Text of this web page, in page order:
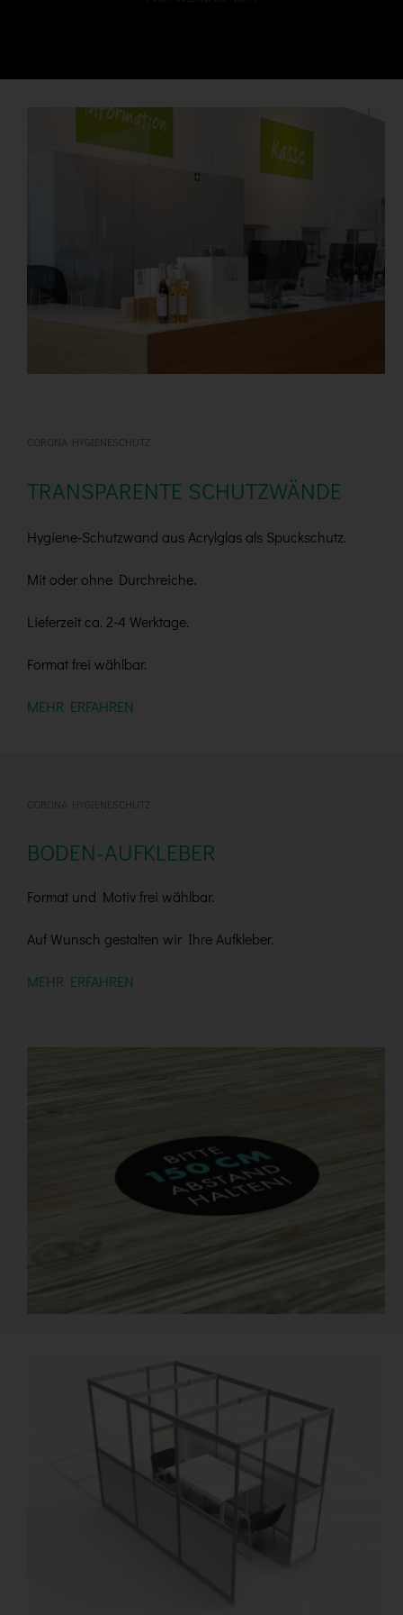
CORONA HYGIENESCHUTZ
TRANSPARENTE SCHUTZWÄNDE
Hygiene-Schutzwand aus Acrylglas als Spuckschutz.
Mit oder ohne Durchreiche.
Lieferzeit ca. 2-4 Werktage.
Format frei wählbar.
MEHR ERFAHREN
CORONA HYGIENESCHUTZ
BODEN-AUFKLEBER
Format und Motiv frei wählbar.
Auf Wunsch gestalten wir Ihre Aufkleber.
MEHR ERFAHREN